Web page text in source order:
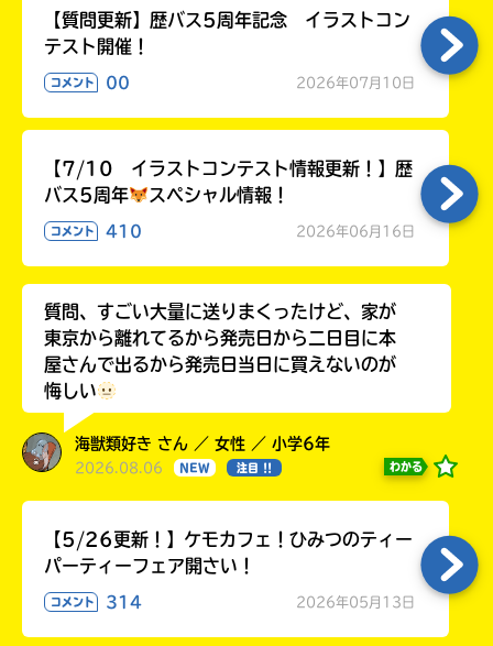
【質問更新】歴バス5周年記念 イラストコン
テスト開催！
コメント 00 2026年07月10日
【7/10 イラストコンテスト情報更新！】歴
バス5周年
スペシャル情報！
コメント 410 2026年06月16日
質問、すごい大量に送りまくったけど、家が
東京から離れてるから発売日から二日目に本
屋さんで出るから発売日当日に買えないのが
悔しい
海獣類好き さん ／ 女性 ／ 小学6年
2026.08.06 NEW 注目 !! わかる
【5/26更新！】ケモカフェ！ひみつのティー
パーティーフェア開さい！
コメント 314 2026年05月13日